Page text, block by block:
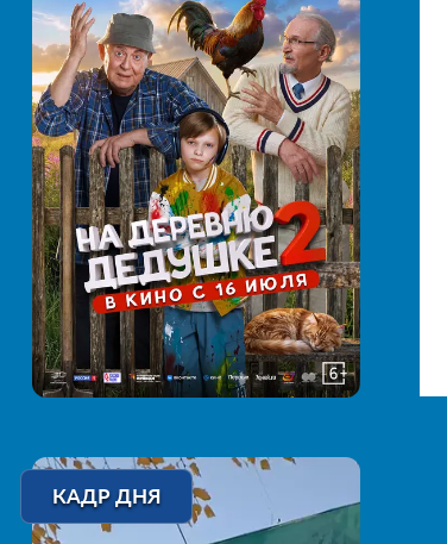
КАДР ДНЯ